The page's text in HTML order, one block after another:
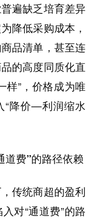
遍缺乏培育差异
降低采购成本，
品清单，甚至连
的高度同质化直
样”，价格成为唯
“降价—利润缩水
道费”的路径依赖
传统商超的盈利
对“通道费”的路